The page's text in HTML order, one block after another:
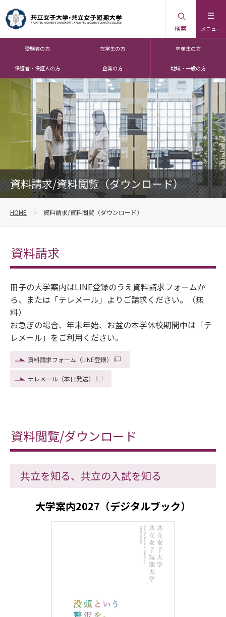
メニュー
検索
受験者の方 在学生の方 卒業生の方
保護者・保証人の方 企業の方 地域・一般の方
資料請求/資料閲覧（ダウンロード）
HOME 資料請求/資料閲覧（ダウンロード）
資料請求
冊子の大学案内はLINE登録のうえ資料請求フォームか
ら、または「テレメール」よりご請求ください。（無
料）
お急ぎの場合、年末年始、お盆の本学休校期間中は「テ
レメール」をご利用ください。
資料請求フォーム（LINE登録）
テレメール（本日発送）
資料閲覧/ダウンロード
共立を知る、共立の入試を知る
大学案内2027（デジタルブック）